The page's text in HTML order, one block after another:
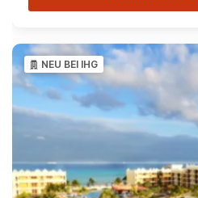
NEU BEI IHG